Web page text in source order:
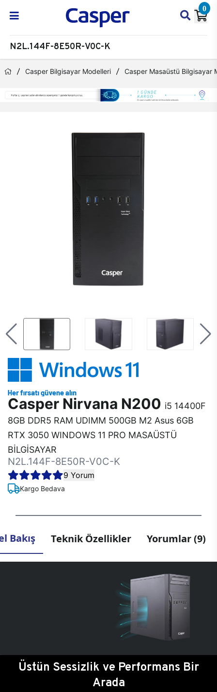
0
N2L.144F-8E50R-V0C-K
Casper Bilgisayar Modelleri Casper Masaüstü Bilgisayar
Casper Nirvana N200 i5 14400F
8GB DDR5 RAM UDIMM 500GB M2 Asus 6GB
RTX 3050 WINDOWS 11 PRO MASAÜSTÜ
BİLGİSAYAR
N2L.144F-8E50R-V0C-K
9 Yorum
Kargo Bedava
Bakış Teknik Özellikler Yorumlar (9)
Üstün Sessizlik ve Performans Bir
Arada